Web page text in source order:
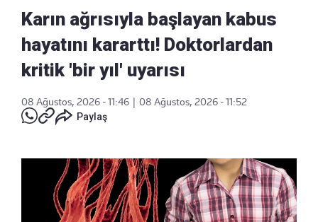
Karın ağrısıyla başlayan kabus
hayatını kararttı! Doktorlardan
kritik 'bir yıl' uyarısı
08 Ağustos, 2026 - 11:46
08 Ağustos, 2026 - 11:52
Paylaş